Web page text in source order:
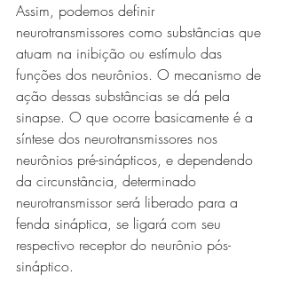
Assim, podemos definir
neurotransmissores como substâncias que
atuam na inibição ou estímulo das
funções dos neurônios. O mecanismo de
ação dessas substâncias se dá pela
sinapse. O que ocorre basicamente é a
síntese dos neurotransmissores nos
neurônios pré-sinápticos, e dependendo
da circunstância, determinado
neurotransmissor será liberado para a
fenda sináptica, se ligará com seu
respectivo receptor do neurônio pós-
sináptico.